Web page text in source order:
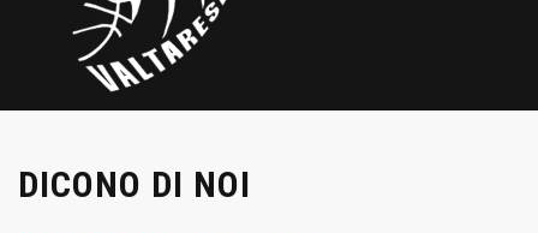
DICONO DI NOI